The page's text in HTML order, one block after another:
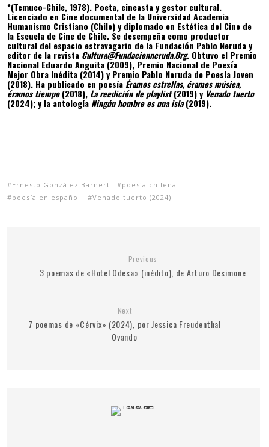
*(Temuco-Chile, 1978). Poeta, cineasta y gestor cultural.
Licenciado en Cine documental de la Universidad Academia
Humanismo Cristiano (Chile) y diplomado en Estética del Cine de
la Escuela de Cine de Chile. Se desempeña como productor
cultural del espacio estravagario de la Fundación Pablo Neruda y
editor de la revista Cultura@Fundacionneruda.Org. Obtuvo el Premio
Nacional Eduardo Anguita (2009), Premio Nacional de Poesía
Mejor Obra Inédita (2014) y Premio Pablo Neruda de Poesía Joven
(2018). Ha publicado en poesía Éramos estrellas, éramos música,
éramos tiempo(2018), La reedición de playlist(2019) y Venado tuerto
(2024); y la antología Ningún hombre es una isla(2019).
Ernesto González Barnert
poesía chilena
poesía en español
Venado tuerto (2024)
Previous
3 poemas de «Hotel Odesa» (inédito), de Arturo Desimone
Next
7 poemas de «Cérvix» (2024), por Jessica Freudenthal
Ovando